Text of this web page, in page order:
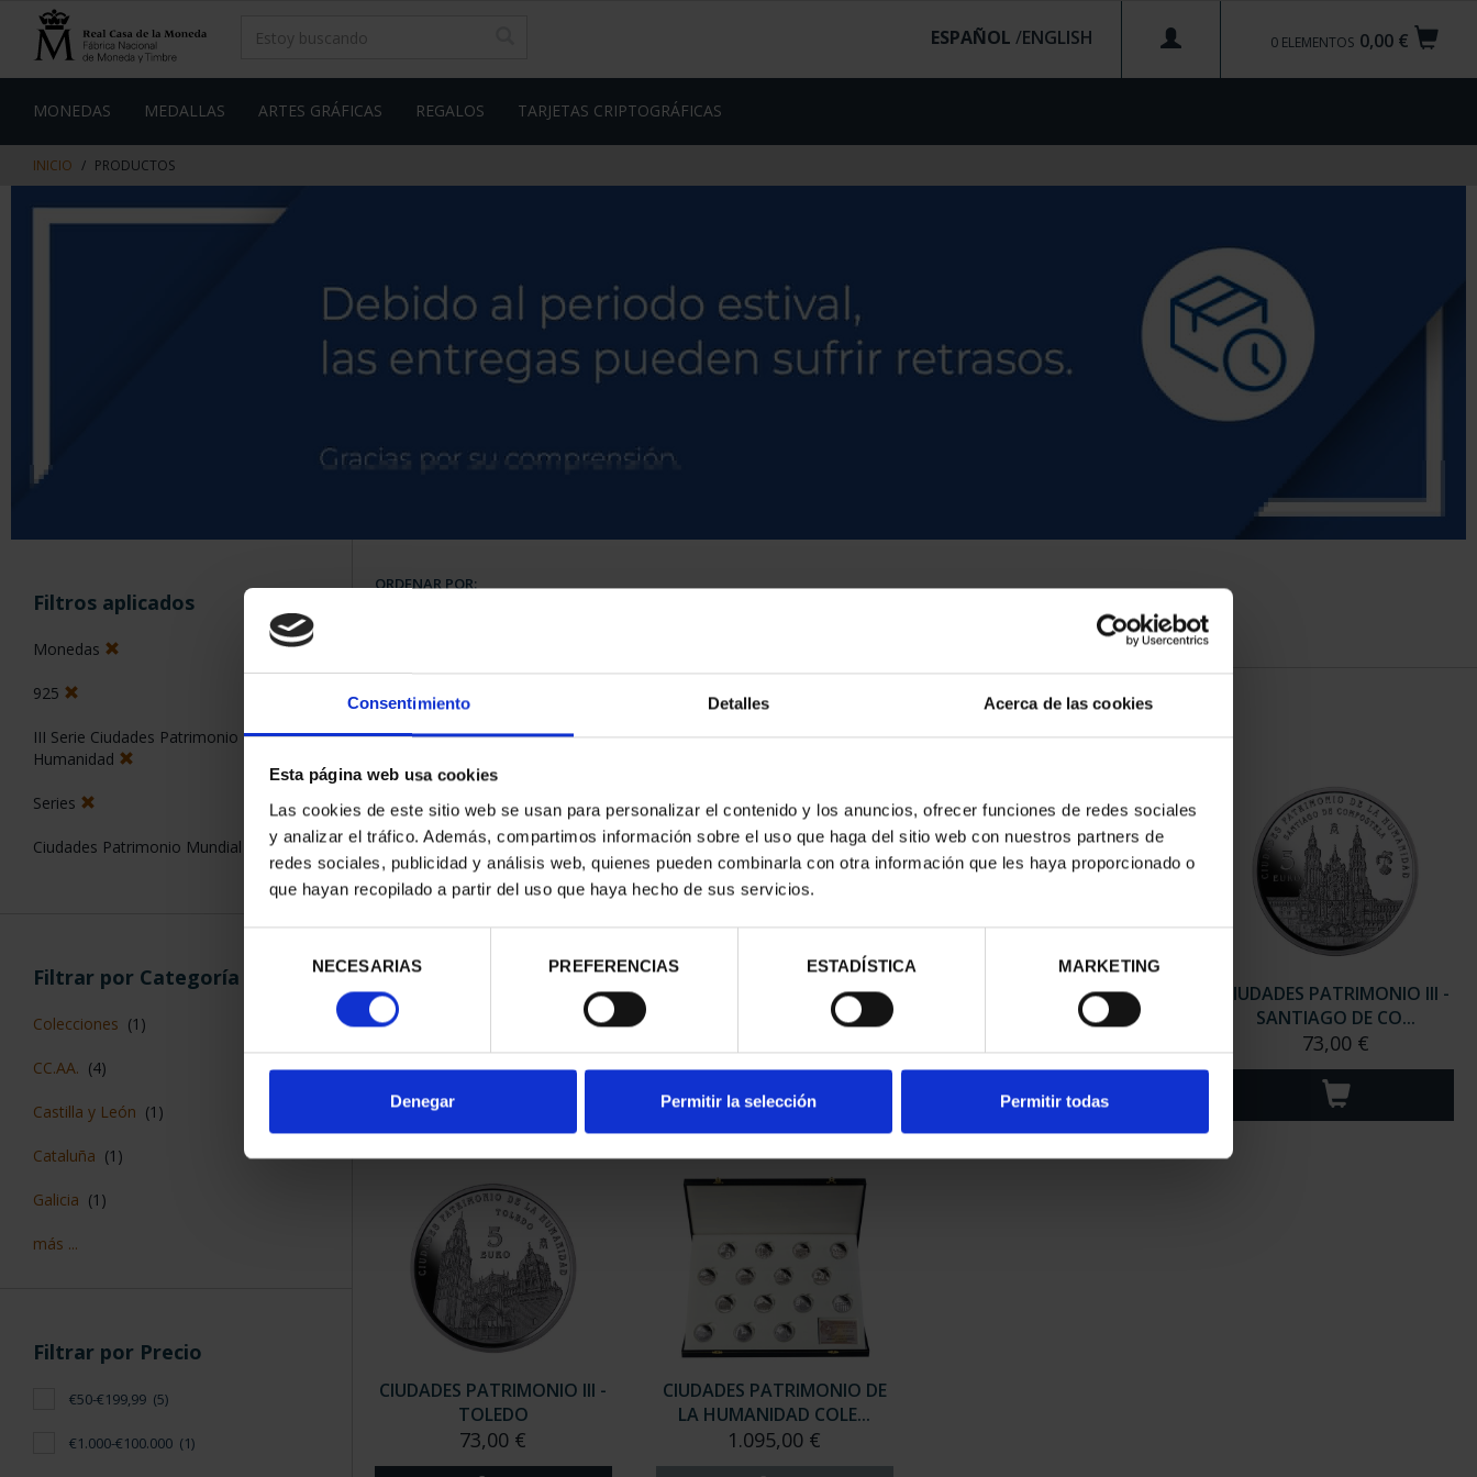
Consentimiento Detalles Acerca de las cookies
Esta página web usa cookies
Las cookies de este sitio web se usan para personalizar el contenido y los anuncios, ofrecer funciones de redes sociales
y analizar el tráfico. Además, compartimos información sobre el uso que haga del sitio web con nuestros partners de
redes sociales, publicidad y análisis web, quienes pueden combinarla con otra información que les haya proporcionado o
que hayan recopilado a partir del uso que haya hecho de sus servicios.
consentimiento
NECESARIAS PREFERENCIAS ESTADÍSTICA MARKETING
Denegar Permitir la selección Permitir todas
contenido
de
0,00 €
0 ELEMENTOS
ESPAÑOL /
MONEDAS MEDALLAS ARTES GRÁFICAS REGALOS TARJETAS CRIPTOGRÁFICAS
INICIO PRODUCTOS
Filtros aplicados
Monedas
925
III Serie Ciudades Patrimonio de la
Humanidad
Series
Ciudades Patrimonio Mundial
Filtrar por Categoría
Colecciones (1)
CC.AA. (4)
Castilla y León (1)
Cataluña (1)
Galicia (1)
más ...
Filtrar por Precio
€50-€199,99 (5)
€1.000-€100.000 (1)
ORDENAR POR:
6 Productos encontrados
CIUDADES PATRIMONIO III -
CIUDADES PATRIMONIO III -
CIUDADES PATRIMONIO III -
UBEDA
CIUDADES PATRIMONIO III -
SANTIAGO DE CO...
73,00 €
CIUDADES PATRIMONIO III -
TOLEDO
73,00 €
CIUDADES PATRIMONIO DE
LA HUMANIDAD COLE...
1.095,00 €